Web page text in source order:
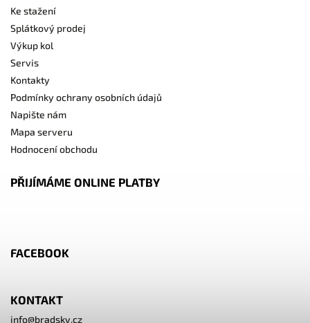
Ke stažení
Splátkový prodej
Výkup kol
Servis
Kontakty
Podmínky ochrany osobních údajů
Napište nám
Mapa serveru
Hodnocení obchodu
PŘIJÍMÁME ONLINE PLATBY
FACEBOOK
KONTAKT
info@bradsky.cz